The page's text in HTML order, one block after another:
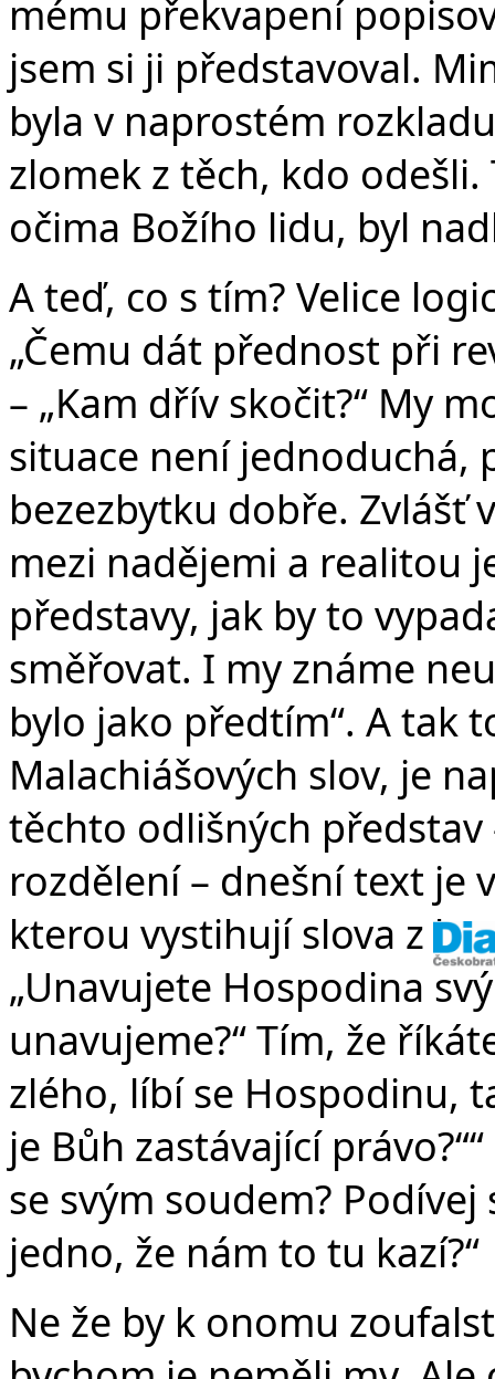
mému překvapení
jsem si ji představoval.
byla v naprostém
zlomek z těch, kdo
očima Božího lidu, byl
A teď, co s tím? Velice
„Čemu dát přednost při
– „Kam dřív skočit?“ My
situace není jednoduchá,
bezezbytku dobře. Zvlášť
mezi nadějemi a realitou
představy, jak by to
směřovat. I my známe
bylo jako předtím“. A tak
Malachiášových slov, je
těchto odlišných
rozdělení – dnešní text je
kterou vystihují slova z
„Unavujete Hospodina
unavujeme?“ Tím, že
zlého, líbí se Hospodinu,
je Bůh zastávající
se svým soudem?
jedno, že nám to tu kazí?“
Ne že by k onomu